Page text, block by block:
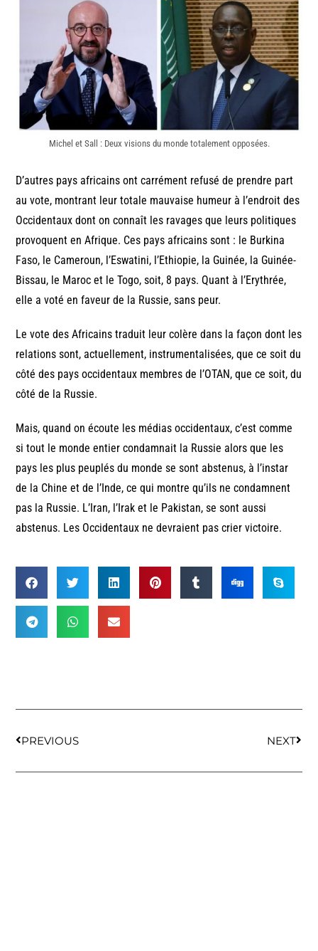
Michel et Sall : Deux visions du monde totalement opposées.
D’autres pays africains ont carrément refusé de prendre part
au vote, montrant leur totale mauvaise humeur à l’endroit des
Occidentaux dont on connaît les ravages que leurs politiques
provoquent en Afrique. Ces pays africains sont : le Burkina
Faso, le Cameroun, l’Eswatini, l’Ethiopie, la Guinée, la Guinée-
Bissau, le Maroc et le Togo, soit, 8 pays. Quant à l’Erythrée,
elle a voté en faveur de la Russie, sans peur.
Le vote des Africains traduit leur colère dans la façon dont les
relations sont, actuellement, instrumentalisées, que ce soit du
côté des pays occidentaux membres de l’OTAN, que ce soit, du
côté de la Russie.
Mais, quand on écoute les médias occidentaux, c’est comme
si tout le monde entier condamnait la Russie alors que les
pays les plus peuplés du monde se sont abstenus, à l’instar
de la Chine et de l’Inde, ce qui montre qu’ils ne condamnent
pas la Russie. L’Iran, l’Irak et le Pakistan, se sont aussi
abstenus. Les Occidentaux ne devraient pas crier victoire.
PREVIOUS NEXT